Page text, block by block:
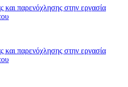
και παρενόχλησης στην εργασία
και παρενόχλησης στην εργασία